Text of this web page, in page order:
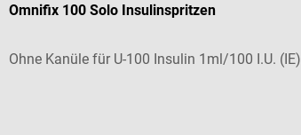
Omnifix 100 Solo Insulinspritzen
Ohne Kanüle für U-100 Insulin 1ml/100 I.U. (IE)